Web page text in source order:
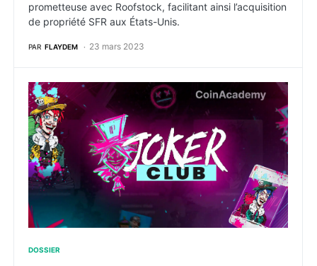
prometteuse avec Roofstock, facilitant ainsi l’acquisition
de propriété SFR aux États-Unis.
PAR FLAYDEM 23 mars 2023
Joker Club : le nouvel empire Web3 du
DOSSIER